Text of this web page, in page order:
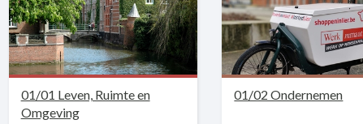
01/01 Leven, Ruimte en
Omgeving
01/02 Ondernemen